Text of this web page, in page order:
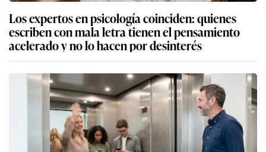
Los expertos en psicología coinciden: quienes
escriben con mala letra tienen el pensamiento
acelerado y no lo hacen por desinterés